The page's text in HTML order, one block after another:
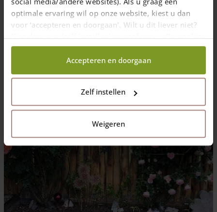
optimale ervaring wil op onze website, kiest u dan
voor ‘accepteren en doorgaan'. Wilt u dit liever niet?
Kies dan voor ‘zelf instellen’ en geef aan welke cookies
wij wel mogen verzamelen.
Accepteren en doorgaan
Zelf instellen
Weigeren